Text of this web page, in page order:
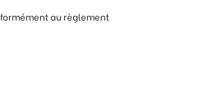
au règlement